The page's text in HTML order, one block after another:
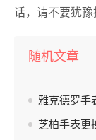
话，请不要犹豫
随机文章
雅克德罗手
芝柏手表更